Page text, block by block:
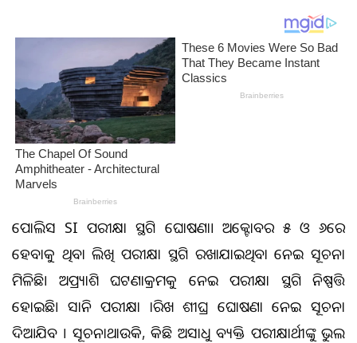
ପୋଲିସ SI ପରୀକ୍ଷା ସ୍ଥଗିତ ଘୋଷଣା। ଅକ୍ଟୋବର ୫ ଓ ୬ରେ
ହେବାକୁ ଥିବା ଲିଖିତ ପରୀକ୍ଷା ସ୍ଥଗିତ ରଖାଯାଇଥିବା ନେଇ ସୂଚନା
ମିଳିଛି। ଅପ୍ରତ୍ୟାଶିତ ଘଟଣାକ୍ରମକୁ ନେଇ ପରୀକ୍ଷା ସ୍ଥଗିତ ନିଷ୍ପତ୍ତି
ହୋଇଛି। ସାନି ପରୀକ୍ଷା ତାରିଖ ଶୀଘ୍ର ଘୋଷଣା ନେଇ ସୂଚନା
ଦିଆଯିବ । ସୂଚନାଥାଉକି, କିଛି ଅସାଧୁ ବ୍ୟକ୍ତି ପରୀକ୍ଷାର୍ଥୀଙ୍କୁ ଭୁଲ